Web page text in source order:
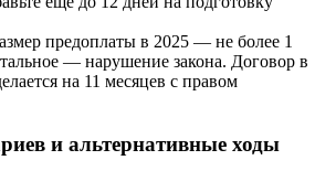
предоплаты в 2025 — не более 1
— нарушение закона. Договор в
на 11 месяцев с правом
и альтернативные ходы